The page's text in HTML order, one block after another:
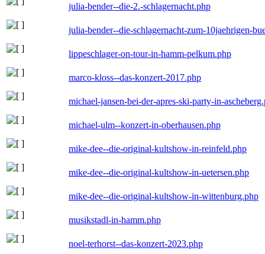
julia-bender--die-2.-schlagernacht.php
julia-bender--die-schlagernacht-zum-10jaehrigen-
lippeschlager-on-tour-in-hamm-pelkum.php
marco-kloss--das-konzert-2017.php
michael-jansen-bei-der-apres-ski-party-in-
michael-ulm--konzert-in-oberhausen.php
mike-dee--die-original-kultshow-in-reinfeld.php
mike-dee--die-original-kultshow-in-uetersen.php
mike-dee--die-original-kultshow-in-wittenburg.php
musikstadl-in-hamm.php
noel-terhorst--das-konzert-2023.php